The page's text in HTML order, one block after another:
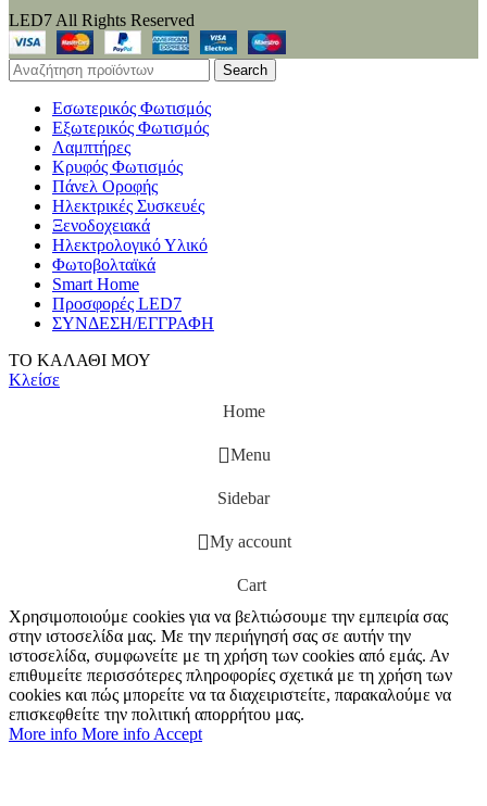
LED7 All Rights Reserved
Search
Εσωτερικός Φωτισμός
Εξωτερικός Φωτισμός
Λαμπτήρες
Κρυφός Φωτισμός
Πάνελ Οροφής
Ηλεκτρικές Συσκευές
Ξενοδοχειακά
Ηλεκτρολογικό Υλικό
Φωτοβολταϊκά
Smart Home
Προσφορές LED7
ΣΥΝΔΕΣΗ/ΕΓΓΡΑΦΗ
ΤΟ ΚΑΛΑΘΙ ΜΟΥ
Κλείσε
Home
Menu
Sidebar
My account
Cart
Χρησιμοποιούμε cookies για να βελτιώσουμε την εμπειρία σας
στην ιστοσελίδα μας. Με την περιήγησή σας σε αυτήν την
ιστοσελίδα, συμφωνείτε με τη χρήση των cookies από εμάς. Αν
επιθυμείτε περισσότερες πληροφορίες σχετικά με τη χρήση των
cookies και πώς μπορείτε να τα διαχειριστείτε, παρακαλούμε να
επισκεφθείτε την πολιτική απορρήτου μας.
More info More info Accept